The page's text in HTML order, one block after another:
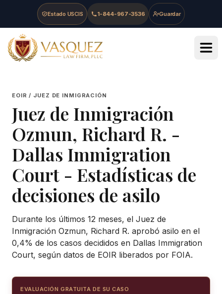
Skip to main content
Skip to navigation
Skip to footer
Estado USCIS 1-844-967-3536 Guardar
Vasquez Law Firm - Home
EOIR / JUEZ DE INMIGRACIÓN
Juez de Inmigración
Ozmun, Richard R. -
Dallas Immigration
Court - Estadísticas de
decisiones de asilo
Durante los últimos 12 meses, el Juez de
Inmigración Ozmun, Richard R. aprobó asilo en el
0,4% de los casos decididos en Dallas Immigration
Court, según datos de EOIR liberados por FOIA.
EVALUACIÓN GRATUITA DE SU CASO